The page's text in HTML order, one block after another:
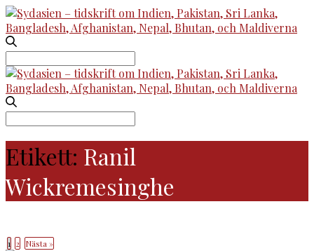
Search
for:
Search
Etikett: Ranil
Wickremesinghe
1 2 Nästa »